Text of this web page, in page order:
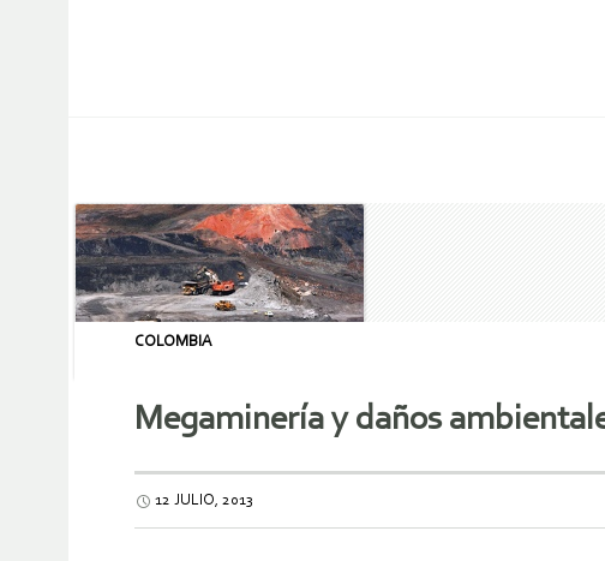
COLOMBIA
Megaminería y daños
12 JULIO, 2013